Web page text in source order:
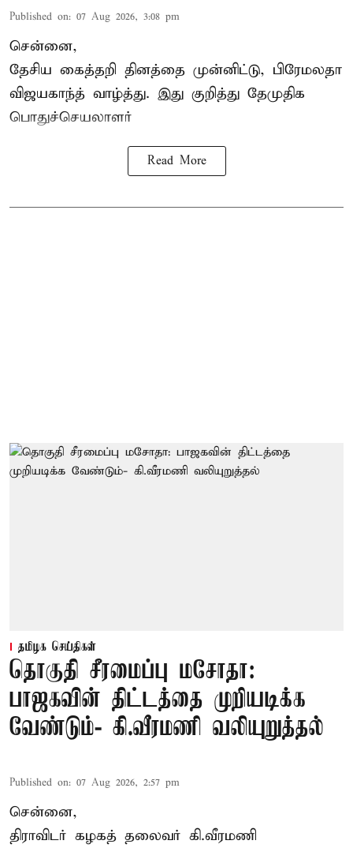
Published on: 07 Aug 2026, 3:08 pm
சென்னை,
தேசிய கைத்தறி தினத்தை முன்னிட்டு, பிரேமலதா
விஜயகாந்த் வாழ்த்து. இது குறித்து தேமுதிக
பொதுச்செயலாளர்
Read More
தமிழக செய்திகள்
தொகுதி சீரமைப்பு மசோதா:
பாஜகவின் திட்டத்தை முறியடிக்க
வேண்டும்- கி.வீரமணி வலியுறுத்தல்
Published on: 07 Aug 2026, 2:57 pm
சென்னை,
திராவிடர் கழகத் தலைவர் கி.வீரமணி